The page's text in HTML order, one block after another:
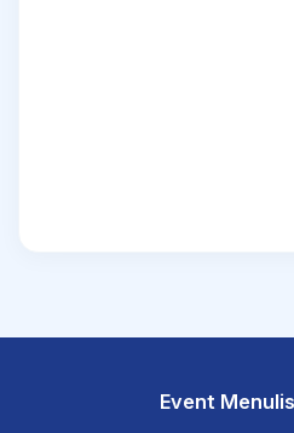
Event